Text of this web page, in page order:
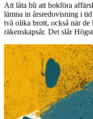
Att låta bli att bokföra
lämna in årsredovisning i
två olika brott, också när de
räkenskapsår. Det slår